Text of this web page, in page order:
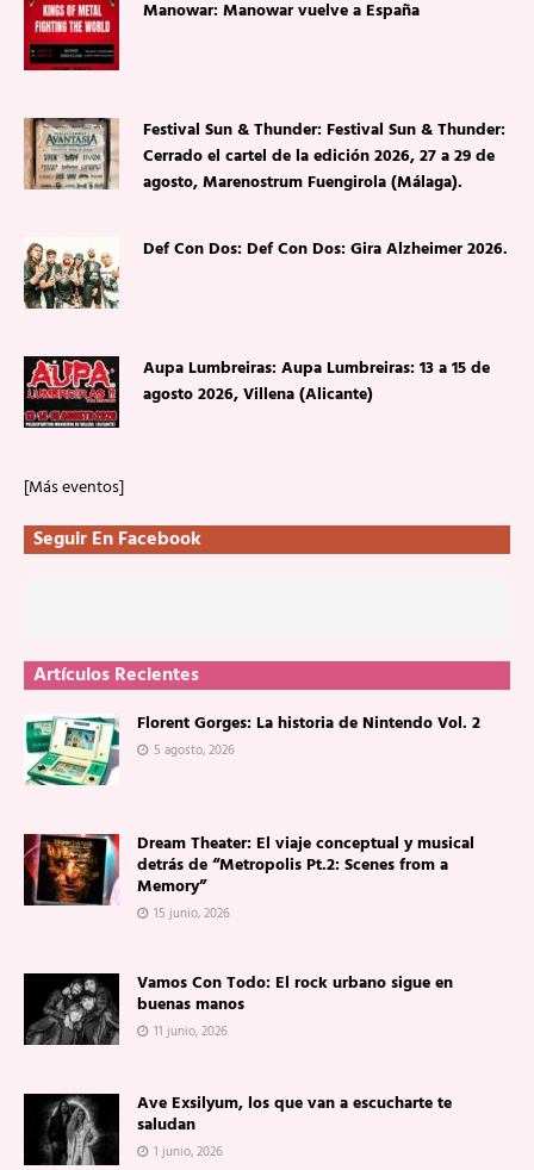
Manowar: Manowar vuelve a España
Festival Sun & Thunder: Festival Sun & Thunder:
Cerrado el cartel de la edición 2026, 27 a 29 de
agosto, Marenostrum Fuengirola (Málaga).
Def Con Dos: Def Con Dos: Gira Alzheimer 2026.
Aupa Lumbreiras: Aupa Lumbreiras: 13 a 15 de
agosto 2026, Villena (Alicante)
[Más eventos]
Seguir En Facebook
Artículos Recientes
Florent Gorges: La historia de Nintendo Vol. 2
5 agosto, 2026
Dream Theater: El viaje conceptual y musical
detrás de “Metropolis Pt.2: Scenes from a
Memory”
15 junio, 2026
Vamos Con Todo: El rock urbano sigue en
buenas manos
11 junio, 2026
Ave Exsilyum, los que van a escucharte te
saludan
1 junio, 2026